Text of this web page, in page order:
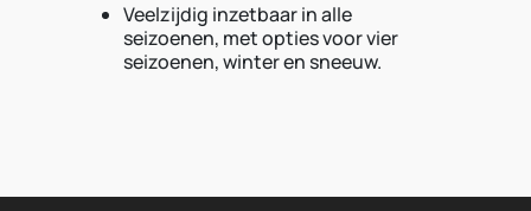
Veelzijdig inzetbaar in alle
seizoenen, met opties voor vier
seizoenen, winter en sneeuw.